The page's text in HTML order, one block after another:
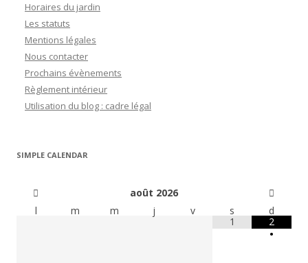
Horaires du jardin
Les statuts
Mentions légales
Nous contacter
Prochains évènements
Règlement intérieur
Utilisation du blog : cadre légal
SIMPLE CALENDAR
août 2026
l
m m j v s
d
1
2
•